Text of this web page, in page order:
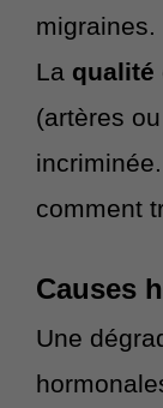
migraines.
La qualité
(artères
comment
Causes
Une